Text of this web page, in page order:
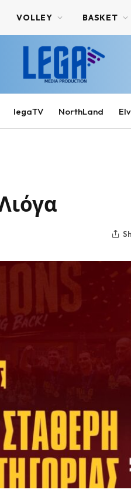
VOLLEY BASKET
legaTV NorthLand